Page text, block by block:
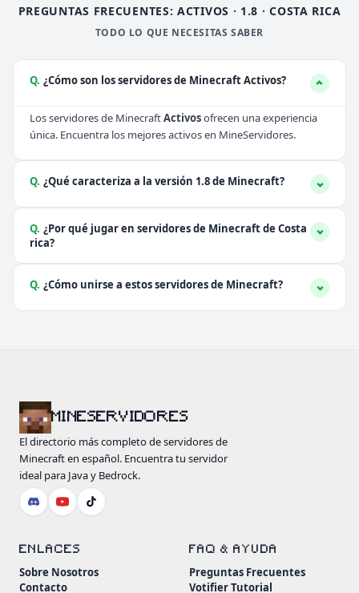
PREGUNTAS FRECUENTES: ACTIVOS · 1.8 · COSTA RICA
TODO LO QUE NECESITAS SABER
Q. ¿Cómo son los servidores de Minecraft Activos?
Los servidores de MinecraftActivosofrecen una experiencia
única. Encuentra los mejores activos en MineServidores.
Q. ¿Qué caracteriza a la versión 1.8 de Minecraft?
Q. ¿Por qué jugar en servidores de Minecraft de Costa
rica?
Q. ¿Cómo unirse a estos servidores de Minecraft?
MINESERVIDORES
El directorio más completo de servidores de
Minecraft en español. Encuentra tu servidor
ideal para Java y Bedrock.
ENLACES
Sobre Nosotros
Contacto
FAQ & AYUDA
Preguntas Frecuentes
Votifier Tutorial